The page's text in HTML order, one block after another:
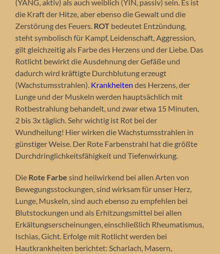
(YANG, aktiv) als auch weiblich (YIN, passiv) sein. Es ist
die Kraft der Hitze, aber ebenso die Gewalt und die
Zerstörung des Feuers. ROT bedeutet Entzündung,
steht symbolisch für Kampf, Leidenschaft, Aggression,
gilt gleichzeitig als Farbe des Herzens und der Liebe. Das
Rotlicht bewirkt die Ausdehnung der Gefäße und
dadurch wird kräftigte Durchblutung erzeugt
(Wachstumsstrahlen). Krankheiten des Herzens, der
Lunge und der Muskeln werden hauptsächlich mit
Rotbestrahlung behandelt, und zwar etwa 15 Minuten,
2 bis 3x täglich. Sehr wichtig ist Rot bei der
Wundheilung! Hier wirken die Wachstumsstrahlen in
günstiger Weise. Der Rote Farbenstrahl hat die größte
Durchdringlichkeitsfähigkeit und Tiefenwirkung.
Die Rote Farbe sind heilwirkend bei allen Arten von
Bewegungsstockungen, sind wirksam für unser Herz,
Lunge, Muskeln, sind auch ebenso zu empfehlen bei
Blutstockungen und als Erhitzungsmittel bei allen
Erkältungserscheinungen, einschließlich Rheumatismus,
Ischias, Gicht. Erfolge mit Rotlicht werden bei
Hautkrankheiten berichtet: Scharlach, Masern,